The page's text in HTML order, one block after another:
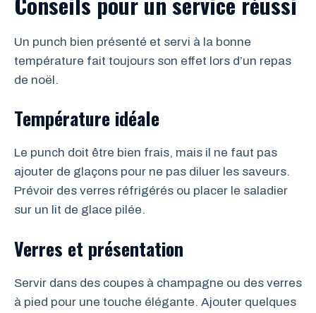
Un punch bien présenté et servi à la bonne
température fait toujours son effet lors d’un repas
de noël.
Température idéale
Le punch doit être bien frais, mais il ne faut pas
ajouter de glaçons pour ne pas diluer les saveurs.
Prévoir des verres réfrigérés ou placer le saladier
sur un lit de glace pilée.
Verres et présentation
Servir dans des coupes à champagne ou des verres
à pied pour une touche élégante. Ajouter quelques